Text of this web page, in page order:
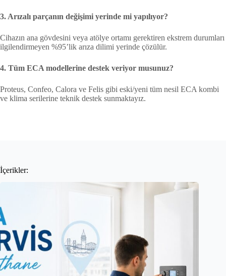
3. Arızalı parçanın değişimi yerinde mi yapılıyor?
Cihazın ana gövdesini veya atölye ortamı gerektiren ekstrem durumları
ilgilendirmeyen %95’lik arıza dilimi yerinde çözülür.
4. Tüm ECA modellerine destek veriyor musunuz?
Proteus, Confeo, Calora ve Felis gibi eski/yeni tüm nesil ECA kombi
ve klima serilerine teknik destek sunmaktayız.
İçerikler: